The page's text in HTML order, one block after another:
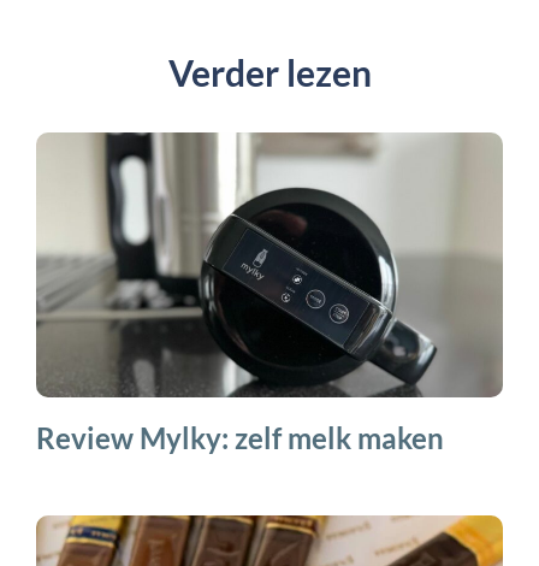
Verder lezen
Review Mylky: zelf melk maken